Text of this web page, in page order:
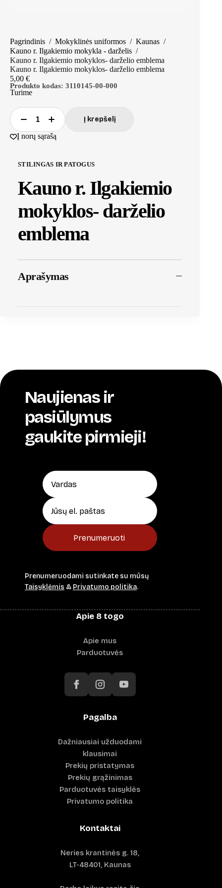
Pagrindinis / Mokyklinės uniformos / Kaunas /
Kauno r. Ilgakiemio mokykla - darželis /
Kauno r. Ilgakiemio mokyklos- darželio emblema
Kauno r. Ilgakiemio mokyklos- darželio emblema
Produkto kodas: 3110145-00-000
5,00 €
Turime
produkto
kiekis:
Kauno
mokyklos-
Į krepšelį
Į norų sąrašą
STILINGAS IR PATOGUS
Kauno r. Ilgakiemio
mokyklos- darželio
emblema
Aprašymas
Naujienas ir
pasiūlymus
gaukite pirmieji!
Prenumeruoti
Prenumeruodami sutinkate su mūsų
Taisyklėmis & Privatumo politika.
Apie 8 togo
Apie mus
Parduotuvės
Pagalba
Dažniausiai užduodami
klausimai
Prekių pristatymas
Prekių grąžinimas
Parduotuvės taisyklės
Privatumo politika
Kontaktai
Neries krantinės g. 18,
LT-48401, Kaunas